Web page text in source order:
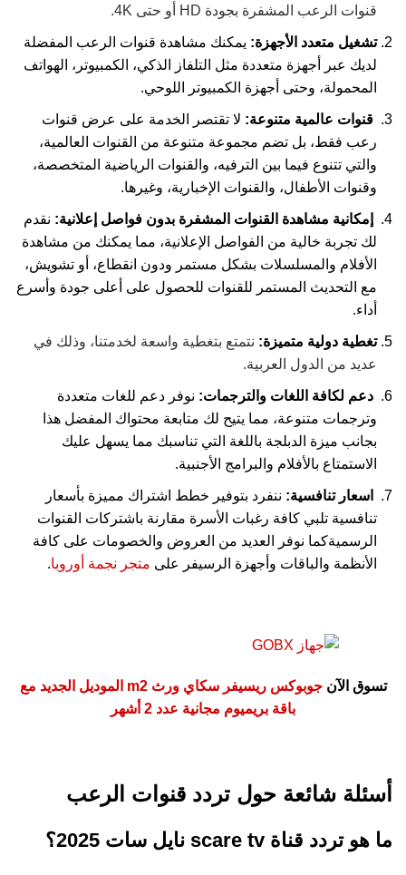
قنوات الرعب المشفرة بجودة HD أو حتى 4K.
تشغيل متعدد الأجهزة: يمكنك مشاهدة قنوات الرعب المفضلة
لديك عبر أجهزة متعددة مثل التلفاز الذكي، الكمبيوتر، الهواتف
المحمولة، وحتى أجهزة الكمبيوتر اللوحي.
قنوات عالمية متنوعة: لا تقتصر الخدمة على عرض قنوات
رعب فقط، بل تضم مجموعة متنوعة من القنوات العالمية،
والتي تتنوع فيما بين الترفيه، والقنوات الرياضية المتخصصة،
وقنوات الأطفال، والقنوات الإخبارية، وغيرها.
إمكانية مشاهدة القنوات المشفرة بدون فواصل إعلانية: نقدم
لك تجربة خالية من الفواصل الإعلانية، مما يمكنك من مشاهدة
الأفلام والمسلسلات بشكل مستمر ودون انقطاع، أو تشويش،
مع التحديث المستمر للقنوات للحصول على أعلى جودة وأسرع
أداء.
تغطية دولية متميزة: نتمتع بتغطية واسعة لخدمتنا، وذلك في
عديد من الدول العربية.
دعم لكافة اللغات والترجمات: نوفر دعم للغات متعددة
وترجمات متنوعة، مما يتيح لك متابعة محتواك المفضل هذا
بجانب ميزة الدبلجة باللغة التي تناسبك مما يسهل عليك
الاستمتاع بالأفلام والبرامج الأجنبية.
اسعار تنافسية: ننفرد بتوفير خطط اشتراك مميزة بأسعار
تنافسية تلبي كافة رغبات الأسرة مقارنة باشتركات القنوات
الرسميةكما نوفر العديد من العروض والخصومات على كافة
الأنظمة والباقات وأجهزة الرسيفر على متجر نجمة أوروبا.
تسوق الآن
جوبوكس ريسيفر سكاي ورث m2 الموديل الجديد مع
باقة بريميوم مجانية عدد 2 أشهر
أسئلة شائعة حول تردد قنوات الرعب
ما هو تردد قناة scare tv نايل سات 2025؟